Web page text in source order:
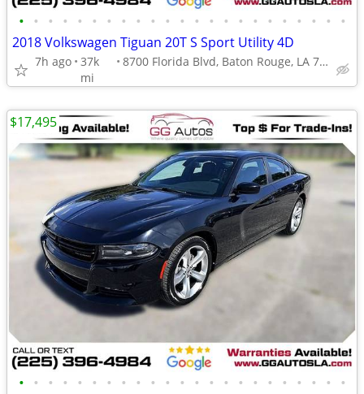
• • • • • • • • • • • • • • • • • • • • • • •
2018 Volkswagen Tiguan 20T S Sport Utility 4D
7h ago 37k
mi
8700 Florida Blvd, Baton Rouge, LA 70815
• • • • • • • • • • • • • • • • • • • • • • •
$17,495